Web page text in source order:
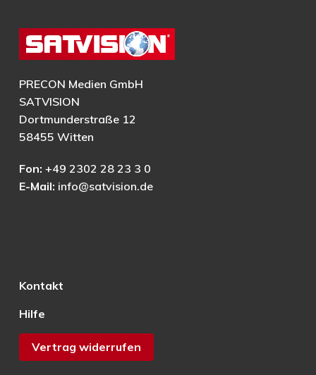
PRECON Medien GmbH
SATVISION
Dortmunderstraße 12
58455 Witten
Fon: +49 2302 28 23 3 0
E-Mail: info@satvision.de
Kontakt
Hilfe
Vertrag widerrufen